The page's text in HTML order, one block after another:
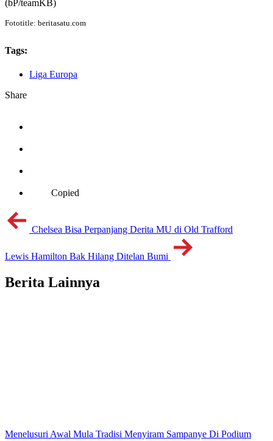
(bP/teamKB)
Fototitle: beritasatu.com
Tags:
Liga Europa
Share
Copied
Chelsea Bisa Perpanjang Derita MU di Old Trafford
Lewis Hamilton Bak Hilang Ditelan Bumi
Berita Lainnya
Menelusuri Awal Mula Tradisi Menyiram Sampanye Di Podium